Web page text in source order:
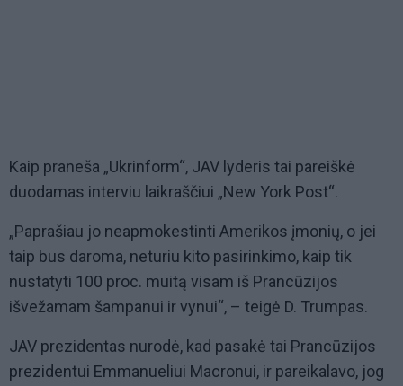
Kaip praneša „Ukrinform“, JAV lyderis tai pareiškė
duodamas interviu laikraščiui „New York Post“.
„Paprašiau jo neapmokestinti Amerikos įmonių, o jei
taip bus daroma, neturiu kito pasirinkimo, kaip tik
nustatyti 100 proc. muitą visam iš Prancūzijos
išvežamam šampanui ir vynui“, – teigė D. Trumpas.
JAV prezidentas nurodė, kad pasakė tai Prancūzijos
prezidentui Emmanueliui Macronui, ir pareikalavo, jog